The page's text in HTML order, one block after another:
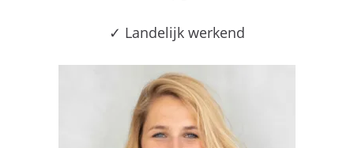
✓ Landelijk werkend